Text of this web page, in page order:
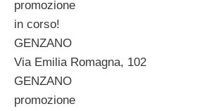
promozione
in corso!
GENZANO
Via Emilia Romagna, 102
GENZANO
promozione